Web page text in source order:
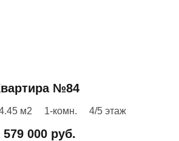
№84
м2 1-комн. 4/5 этаж
579 000 руб.